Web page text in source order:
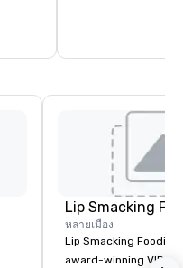
Lip Smacking
หลายเมือง
Lip Smacking Foodie
award-winning VIP